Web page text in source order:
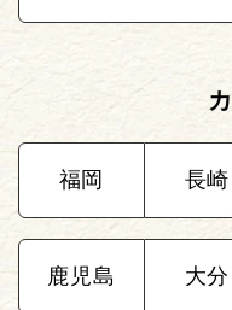
福岡 長崎
鹿児島 大分